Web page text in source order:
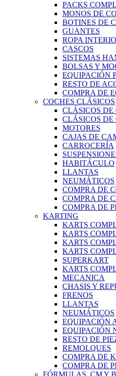
PACKS
MONOS DE
BOTINES DE
GUANTES
ROPA
CASCOS
SISTEMAS
BOLSAS Y
EQUIPACIÓN
RESTO DE
COMPRA DE
COCHES CLÁSICOS
CLÁSICOS
CLÁSICOS DE
MOTORES
CAJAS DE
CARROCERÍA
HABITÁCULO
LLANTAS
NEUMÁTICOS
COMPRA DE
COMPRA DE
COMPRA DE
KARTING
KARTS
KARTS
KARTS
KARTS
SUPERKART
KARTS
MECANICA
CHASIS Y
FRENOS
LLANTAS
NEUMÁTICOS
EQUIPACIÓN
EQUIPACIÓN
RESTO DE
REMOLQUES
COMPRA DE
COMPRA DE
FÓRMULAS, CM Y